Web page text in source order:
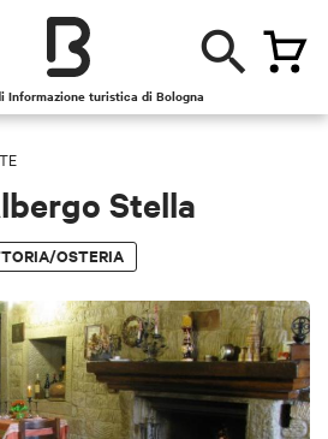
Informazione turistica di Bologna
Stella
OSTERIA